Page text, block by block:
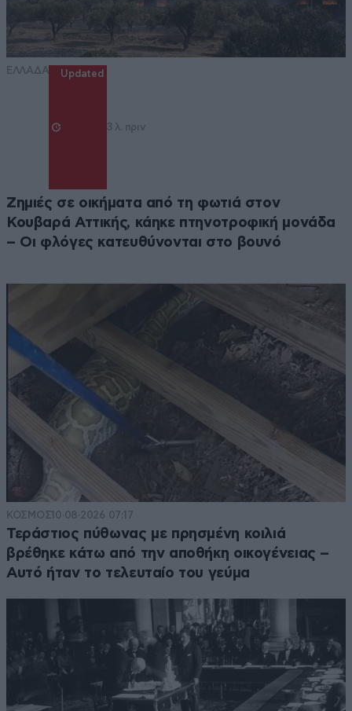
ΕΛΛΑΔΑ Updated
3 λ. πριν
Ζημιές σε οικήματα από τη φωτιά στον
Κουβαρά Αττικής, κάηκε πτηνοτροφική μονάδα
– Οι φλόγες κατευθύνονται στο βουνό
ΚΟΣΜΟΣ10·08·2026 07:17
Τεράστιος πύθωνας με πρησμένη κοιλιά
βρέθηκε κάτω από την αποθήκη οικογένειας –
Αυτό ήταν το τελευταίο του γεύμα